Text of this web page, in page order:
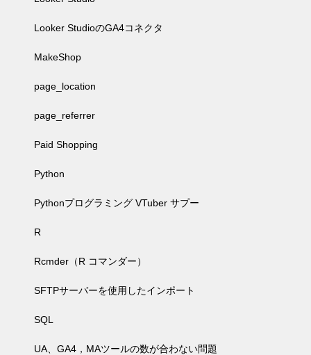
Looker StudioのGA4コネクタ
MakeShop
page_location
page_referrer
Paid Shopping
Python
Pythonプログラミング VTuber サプー
R
Rcmder（R コマンダー）
SFTPサーバーを使用したインポート
SQL
UA、GA4，MAツールの数が合わない問題